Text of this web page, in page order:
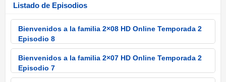
Listado de Episodios
Bienvenidos a la familia 2×08 HD Online Temporada 2
Episodio 8
Bienvenidos a la familia 2×07 HD Online Temporada 2
Episodio 7